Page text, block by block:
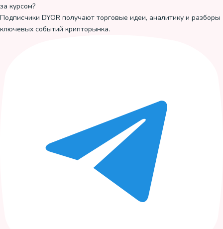
за курсом?
Подписчики DYOR получают торговые идеи, аналитику и разборы
ключевых событий крипторынка.